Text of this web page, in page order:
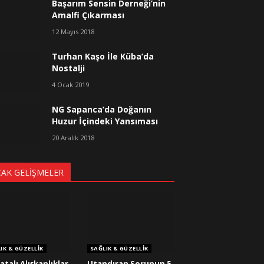
Başarım Sensin Derneği’nin
Amalfi Çıkarması
12 Mayıs 2018
Turhan Kaşo İle Küba’da
Nostalji
4 Ocak 2019
NG Sapanca’da Doğanın
Huzur İçindeki Yansıması
20 Aralık 2018
GELIŞMELER
& GÜZELLIK SAĞLIK & GÜZELLIK